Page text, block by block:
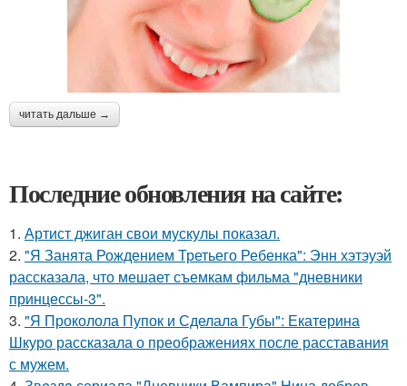
читать дальше →
Последние обновления на сайте:
1. Артист джиган свои мускулы показал.
2. "Я Занята Рождением Третьего Ребенка": Энн хэтэуэй
рассказала, что мешает съемкам фильма "дневники
принцессы-3".
3. "Я Проколола Пупок и Сделала Губы": Екатерина
Шкуро рассказала о преображениях после расставания
с мужем.